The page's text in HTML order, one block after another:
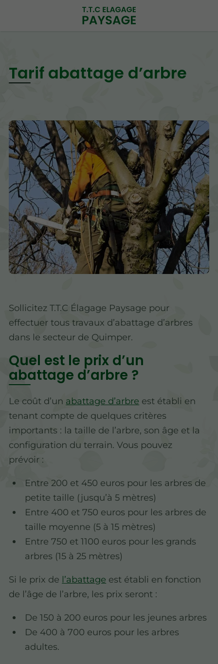
Tarif abattage d’arbre
Sollicitez T.T.C Élagage Paysage pour
effectuer tous travaux d’abattage d’arbres
dans le secteur de Quimper.
Quel est le prix d’un
abattage d’arbre ?
Le coût d’un abattage d’arbre est établi en
tenant compte de quelques critères
importants : la taille de l’arbre, son âge et la
configuration du terrain. Vous pouvez
prévoir :
Entre 200 et 450 euros pour les arbres de
petite taille (jusqu’à 5 mètres)
Entre 400 et 750 euros pour les arbres de
taille moyenne (5 à 15 mètres)
Entre 750 et 1100 euros pour les grands
arbres (15 à 25 mètres)
Si le prix de l’abattage est établi en fonction
de l’âge de l’arbre, les prix seront :
De 150 à 200 euros pour les jeunes arbres
De 400 à 700 euros pour les arbres
adultes.